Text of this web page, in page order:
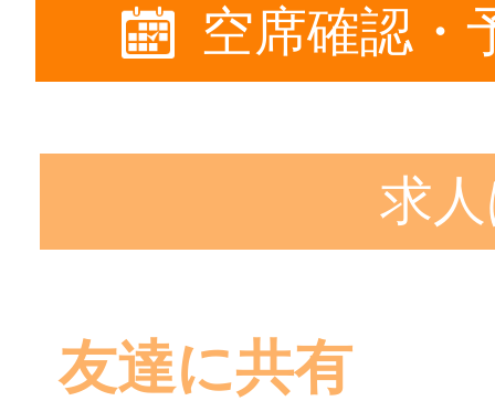
空席確認・
求
友達に共有